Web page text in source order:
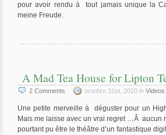
pour avoir rendu à tout jamais unique la
meine Freude.
A Mad Tea House for Lipton
2 Comments octobre 31st, 2010 in Videos
Une petite merveille à déguster pour un
Mais me laisse avec un vrai regret …Â aucun
pourtant pu être le théâtre d’un fantastique